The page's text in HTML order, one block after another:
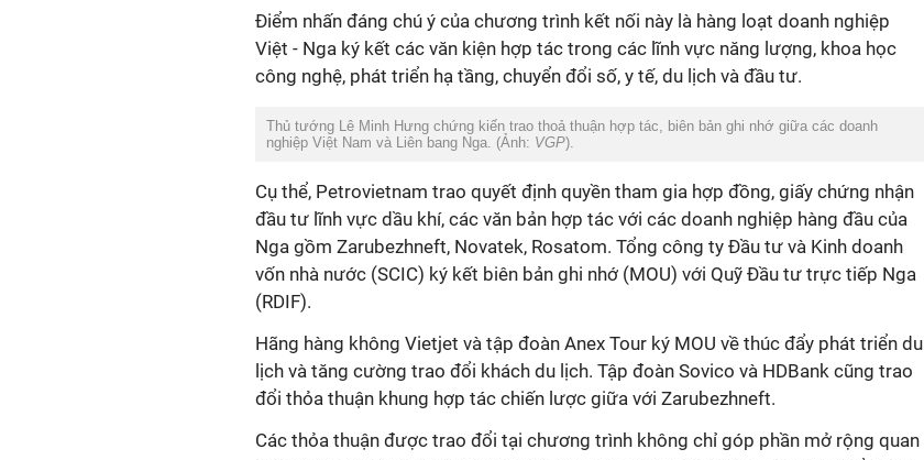
Điểm nhấn đáng chú ý của chương trình kết nối này là hàng loạt doanh nghiệp
Việt - Nga ký kết các văn kiện hợp tác trong các lĩnh vực năng lượng, khoa học
công nghệ, phát triển hạ tầng, chuyển đổi số, y tế, du lịch và đầu tư.
Thủ tướng Lê Minh Hưng chứng kiến trao thoả thuận hợp tác, biên bản ghi nhớ giữa các doanh
nghiệp Việt Nam và Liên bang Nga. (Ảnh: VGP).
Cụ thể, Petrovietnam trao quyết định quyền tham gia hợp đồng, giấy chứng nhận
đầu tư lĩnh vực dầu khí, các văn bản hợp tác với các doanh nghiệp hàng đầu của
Nga gồm Zarubezhneft, Novatek, Rosatom. Tổng công ty Đầu tư và Kinh doanh
vốn nhà nước (SCIC) ký kết biên bản ghi nhớ (MOU) với Quỹ Đầu tư trực tiếp Nga
(RDIF).
Hãng hàng không Vietjet và tập đoàn Anex Tour ký MOU về thúc đẩy phát triển du
lịch và tăng cường trao đổi khách du lịch. Tập đoàn Sovico và HDBank cũng trao
đổi thỏa thuận khung hợp tác chiến lược giữa với Zarubezhneft.
Các thỏa thuận được trao đổi tại chương trình không chỉ góp phần mở rộng quan